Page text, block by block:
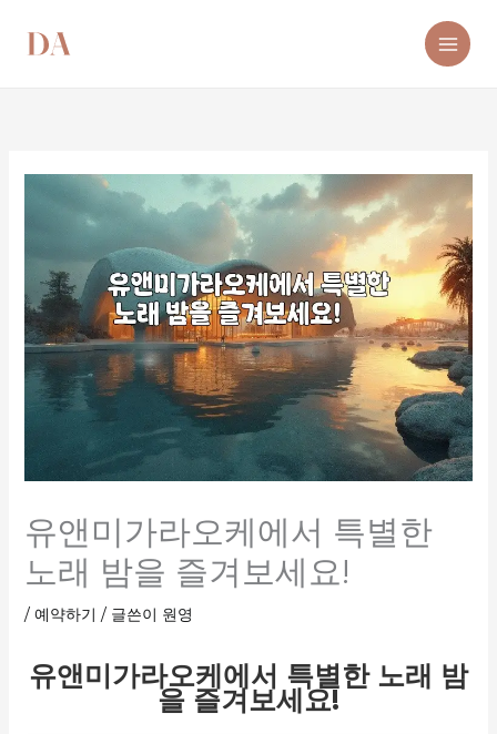
유앤미가라오케에서 특별한
노래 밤을 즐겨보세요!
/ 예약하기 / 글쓴이 원영
유앤미가라오케에서 특별한 노래 밤
을 즐겨보세요!